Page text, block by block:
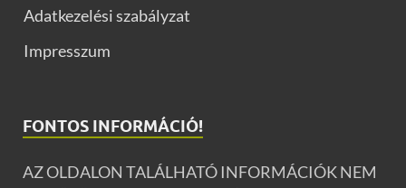
Adatkezelési szabályzat
Impresszum
FONTOS INFORMÁCIÓ!
AZ OLDALON TALÁLHATÓ INFORMÁCIÓK NEM